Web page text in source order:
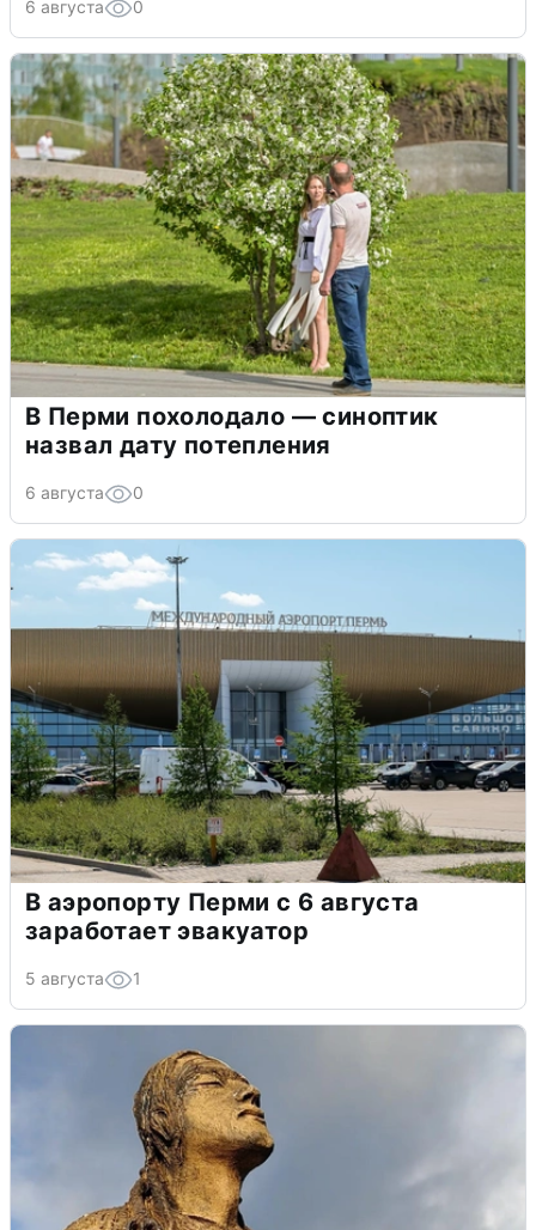
6 августа 0
В Перми похолодало — синоптик
назвал дату потепления
6 августа 0
В аэропорту Перми с 6 августа
заработает эвакуатор
5 августа 1